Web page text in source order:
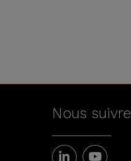
Nous suivre